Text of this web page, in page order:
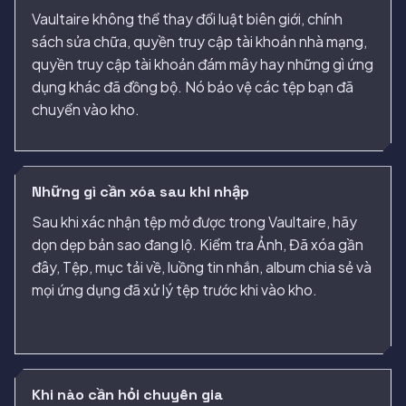
Vaultaire không thể thay đổi luật biên giới, chính
sách sửa chữa, quyền truy cập tài khoản nhà mạng,
quyền truy cập tài khoản đám mây hay những gì ứng
dụng khác đã đồng bộ. Nó bảo vệ các tệp bạn đã
chuyển vào kho.
Những gì cần xóa sau khi nhập
Sau khi xác nhận tệp mở được trong Vaultaire, hãy
dọn dẹp bản sao đang lộ. Kiểm tra Ảnh, Đã xóa gần
đây, Tệp, mục tải về, luồng tin nhắn, album chia sẻ và
mọi ứng dụng đã xử lý tệp trước khi vào kho.
Khi nào cần hỏi chuyên gia